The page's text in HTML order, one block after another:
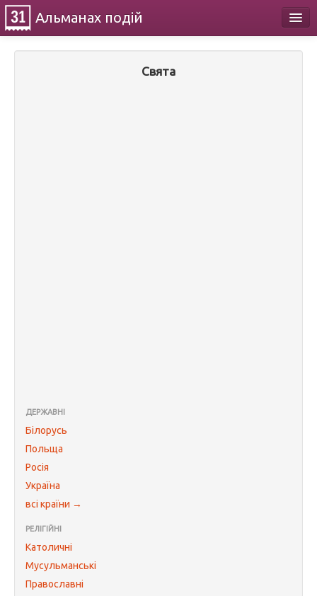
Альманах подій
Свята
ДЕРЖАВНІ
Білорусь
Польща
Росія
Україна
всі країни →
РЕЛІГІЙНІ
Католичні
Мусульманські
Православні